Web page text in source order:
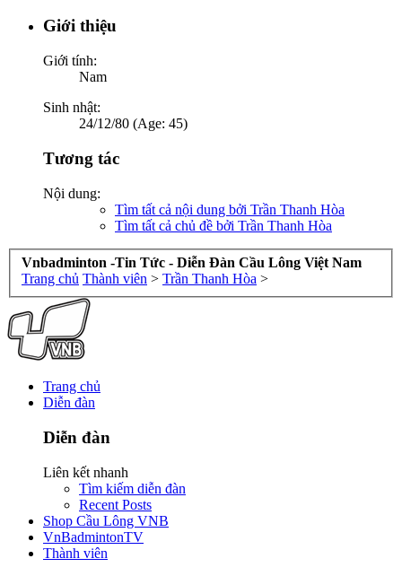
Giới thiệu
Giới tính:
Nam
Sinh nhật:
24/12/80 (Age: 45)
Tương tác
Nội dung:
Tìm tất cả nội dung bởi Trần Thanh Hòa
Tìm tất cả chủ đề bởi Trần Thanh Hòa
Vnbadminton -Tin Tức - Diễn Đàn Cầu Lông Việt Nam
Trang chủ Thành viên > Trần Thanh Hòa >
Trang chủ
Diễn đàn
Diễn đàn
Liên kết nhanh
Tìm kiếm diễn đàn
Recent Posts
Shop Cầu Lông VNB
VnBadmintonTV
Thành viên